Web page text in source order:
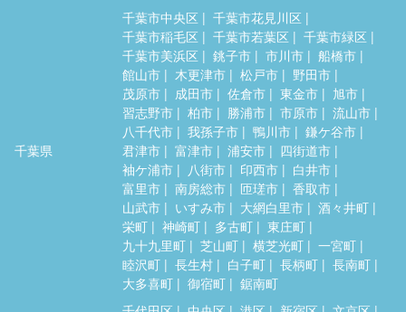
千葉県
千葉市中央区
千葉市花見川区
千葉市稲毛区
千葉市若葉区
千葉市緑区
千葉市美浜区
銚子市 市川市
船橋市
館山市
木更津市 松戸市
野田市
茂原市
成田市 佐倉市 東金市
旭市
習志野市
柏市 勝浦市 市原市
流山市
八千代市
我孫子市 鴨川市
鎌ケ谷市
君津市
富津市 浦安市
四街道市
袖ケ浦市
八街市 印西市
白井市
富里市
南房総市 匝瑳市
香取市
山武市
いすみ市 大網白里市
酒々井町
栄町
神崎町 多古町
東庄町
九十九里町
芝山町 横芝光町
一宮町
睦沢町
長生村 白子町 長柄町
長南町
大多喜町
御宿町
鋸南町